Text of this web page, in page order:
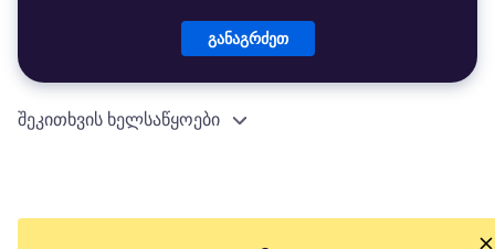
განაგრძეთ
შეკითხვის ხელსაწყოები